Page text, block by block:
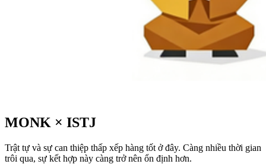
MONK × ISTJ
Trật tự và sự can thiệp thấp xếp hàng tốt ở đây. Càng nhiều thời gian
trôi qua, sự kết hợp này càng trở nên ổn định hơn.